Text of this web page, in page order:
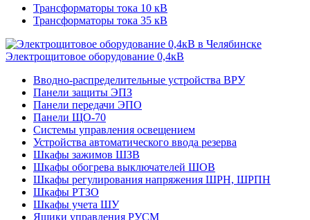
Трансформаторы тока 10 кВ
Трансформаторы тока 35 кВ
Электрощитовое оборудование 0,4кВ
Вводно-распределительные устройства ВРУ
Панели защиты ЭПЗ
Панели передачи ЭПО
Панели ЩО-70
Системы управления освещением
Устройства автоматического ввода резерва
Шкафы зажимов ШЗВ
Шкафы обогрева выключателей ШОВ
Шкафы регулирования напряжения ШРН, ШРПН
Шкафы РТЗО
Шкафы учета ШУ
Ящики управления РУСМ